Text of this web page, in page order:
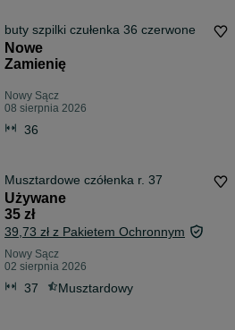
buty szpilki czułenka 36 czerwone
Nowe
Zamienię
Nowy Sącz
08 sierpnia 2026
36
Musztardowe czółenka r. 37
Używane
35 zł
39,73 zł z Pakietem Ochronnym
Nowy Sącz
02 sierpnia 2026
37 Musztardowy